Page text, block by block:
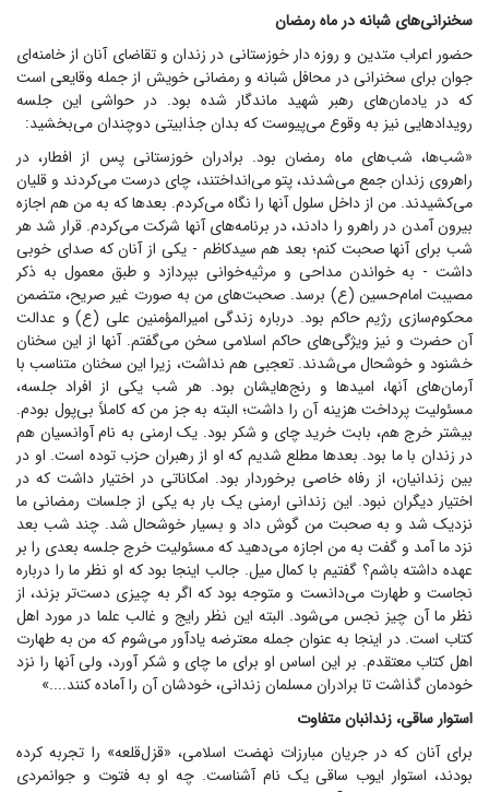
سخنرانی‌های شبانه در ماه رمضان
حضور اعراب متدین و روزه دار خوزستانی در زندان و تقاضای آنان از خامنه‌ای
جوان برای سخنرانی در محافل شبانه و رمضانی خویش از جمله وقایعی است
که در یادمان‌های رهبر شهید ماندگار شده بود. در حواشی این جلسه
رویداد‌هایی نیز به وقوع می‌پیوست که بدان جذابیتی دوچندان می‌بخشید:
«شب‌ها، شب‌های ماه رمضان بود. برادران خوزستانی پس از افطار، در
راهروی زندان جمع می‌شدند، پتو می‌انداختند، چای درست می‌کردند و قلیان
می‌کشیدند. من از داخل سلول آنها را نگاه می‌کردم. بعد‌ها که به من هم اجازه
بیرون آمدن در راهرو را دادند، در برنامه‌های آنها شرکت می‌کردم. قرار شد هر
شب برای آنها صحبت کنم؛ بعد هم سیدکاظم - یکی از آنان که صدای خوبی
داشت - به خواندن مداحی و مرثیه‌خوانی بپردازد و طبق معمول به ذکر
مصیبت امام‌حسین (ع) برسد. صحبت‌های من به صورت غیر صریح، متضمن
محکوم‌سازی رژیم حاکم بود. درباره زندگی امیرالمؤمنین علی (ع) و عدالت
آن حضرت و نیز ویژگی‌های حاکم اسلامی سخن می‌گفتم. آنها از این سخنان
خشنود و خوشحال می‌شدند. تعجبی هم نداشت، زیرا این سخنان متناسب با
آرمان‌های آنها، امید‌ها و رنج‌هایشان بود. هر شب یکی از افراد جلسه،
مسئولیت پرداخت هزینه آن را داشت؛ البته به جز من که کاملاً بی‌پول بودم.
بیشتر خرج هم، بابت خرید چای و شکر بود. یک ارمنی به نام آوانسیان هم
در زندان با ما بود. بعد‌ها مطلع شدیم که او از رهبران حزب توده است. او در
بین زندانیان، از رفاه خاصی برخوردار بود. امکاناتی در اختیار داشت که در
اختیار دیگران نبود. این زندانی ارمنی یک بار به یکی از جلسات رمضانی ما
نزدیک شد و به صحبت من گوش داد و بسیار خوشحال شد. چند شب بعد
نزد ما آمد و گفت به من اجازه می‌دهید که مسئولیت خرج جلسه بعدی را بر
عهده داشته باشم؟ گفتیم با کمال میل. جالب اینجا بود که او نظر ما را درباره
نجاست و طهارت می‌دانست و متوجه بود که اگر به چیزی دست‌تر بزند، از
نظر ما آن چیز نجس می‌شود. البته این نظر رایج و غالب علما در مورد اهل
کتاب است. در اینجا به عنوان جمله معترضه یادآور می‌شوم که من به طهارت
اهل کتاب معتقدم. بر این اساس او برای ما چای و شکر آورد، ولی آنها را نزد
خودمان گذاشت تا برادران مسلمان زندانی، خودشان آن را آماده کنند....»
استوار ساقی، زندانبان متفاوت
برای آنان که در جریان مبارزات نهضت اسلامی، «قزل‌قلعه» را تجربه کرده
بودند، استوار ایوب ساقی یک نام آشناست. چه او به فتوت و جوانمردی